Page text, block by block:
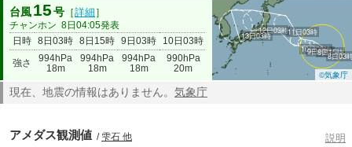
台風 15 号 ［詳細 ］
チャンホン 8日04:05発表
日時 8日03時 8日15時 9日03時 10日03時 11日03時 12日03時 13日03時
強さ
994hPa
18m
994hPa
18m
994hPa
18m
990hPa
20m
985hPa
23m
18m
996hPa
8日03
8日15時
9日03時
10日03時
11日03時
12日03時
13日03時
©気象庁
現在、地震の情報はありません。 気象庁
アメダス観測値 / 雫石 他 説明